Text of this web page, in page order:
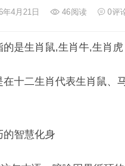
4月21日 46阅读 0评
是生肖鼠,生肖牛,生肖虎
十二生肖代表生肖鼠、马
的智慧化身